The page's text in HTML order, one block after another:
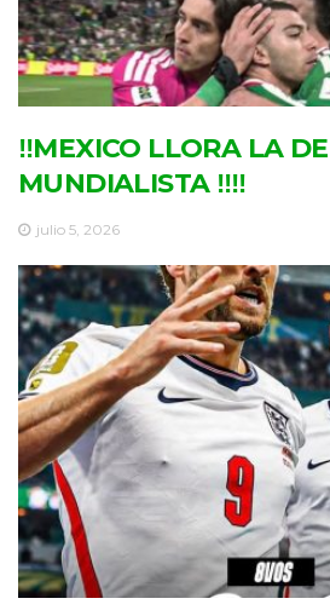
‼MEXICO LLORA LA
MUNDIALISTA ‼‼
julio 5, 2026